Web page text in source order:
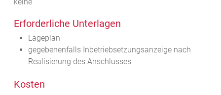
keine
Erforderliche Unterlagen
Lageplan
gegebenenfalls Inbetriebsetzungsanzeige nach
Realisierung des Anschlusses
Kosten